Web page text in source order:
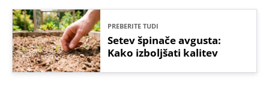
PREBERITE TUDI
Setev špinače avgusta:
Kako izboljšati kalitev